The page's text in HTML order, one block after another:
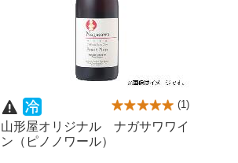
山形屋オリジナル ナガサワワイ
ン（ピノノワール）
(1)